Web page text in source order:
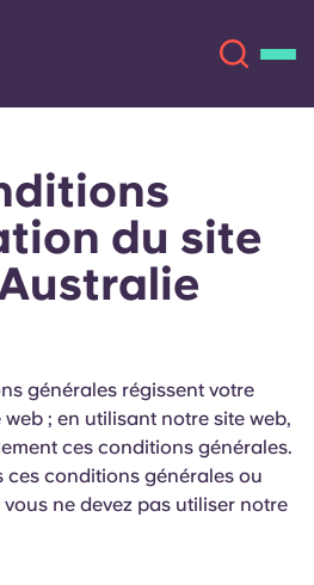
Langue
Deutsch
French
du site
générales régissent votre
; en utilisant notre site web,
ces conditions générales.
ces conditions générales ou
ne devez pas utiliser notre